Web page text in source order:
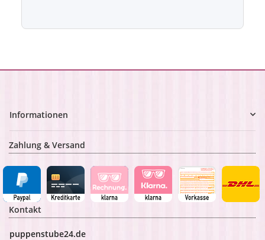
Informationen
Zahlung & Versand
Kontakt
puppenstube24.de